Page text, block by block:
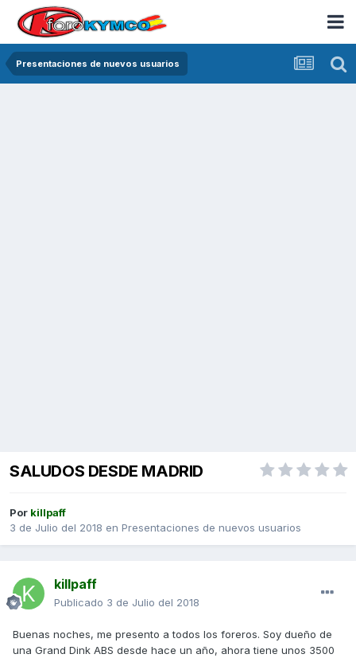
Presentaciones de nuevos usuarios
SALUDOS DESDE MADRID
Por killpaff
3 de Julio del 2018 en Presentaciones de nuevos usuarios
killpaff
Publicado 3 de Julio del 2018
Buenas noches, me presento a todos los foreros. Soy dueño de
una Grand Dink ABS desde hace un año, ahora tiene unos 3500